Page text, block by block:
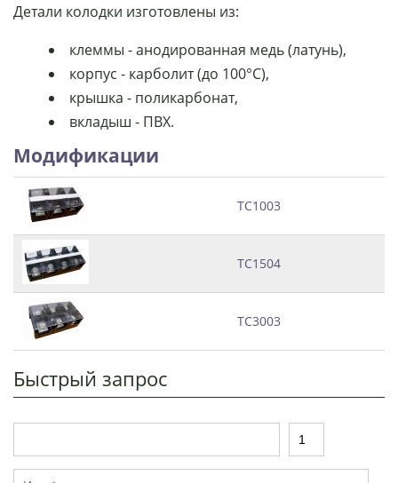
Детали колодки изготовлены из:
клеммы - анодированная медь (латунь),
корпус - карболит (до 100°С),
крышка - поликарбонат,
вкладыш - ПВХ.
Модификации
ТС1003
ТС1504
ТС3003
Быстрый запрос
в
л